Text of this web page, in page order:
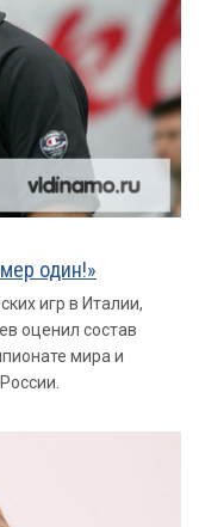
один!»
игр в Италии,
оценил состав
мира и